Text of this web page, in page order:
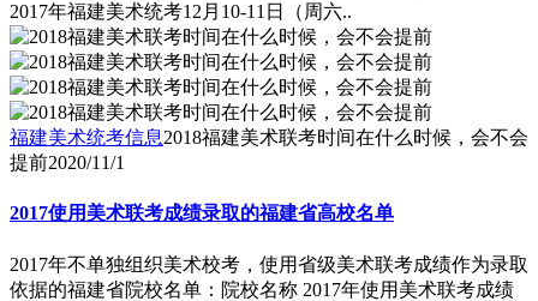
2017年福建美术统考12月10-11日（周六..
福建美术统考信息2018福建美术联考时间在什么时候，会不会
提前2020/11/1
2017使用美术联考成绩录取的福建省高校名单
2017年不单独组织美术校考，使用省级美术联考成绩作为录取
依据的福建省院校名单：院校名称 2017年使用美术联考成绩